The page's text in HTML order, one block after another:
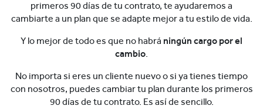
primeros 90 días de tu contrato, te ayudaremos a
cambiarte a un plan que se adapte mejor a tu estilo de vida.
Y lo mejor de todo es que no habrá ningún cargo por el
cambio
No importa si eres un cliente nuevo o si ya tienes tiempo
con nosotros, puedes cambiar tu plan durante los primeros
90 días de tu contrato. Es así de sencillo.